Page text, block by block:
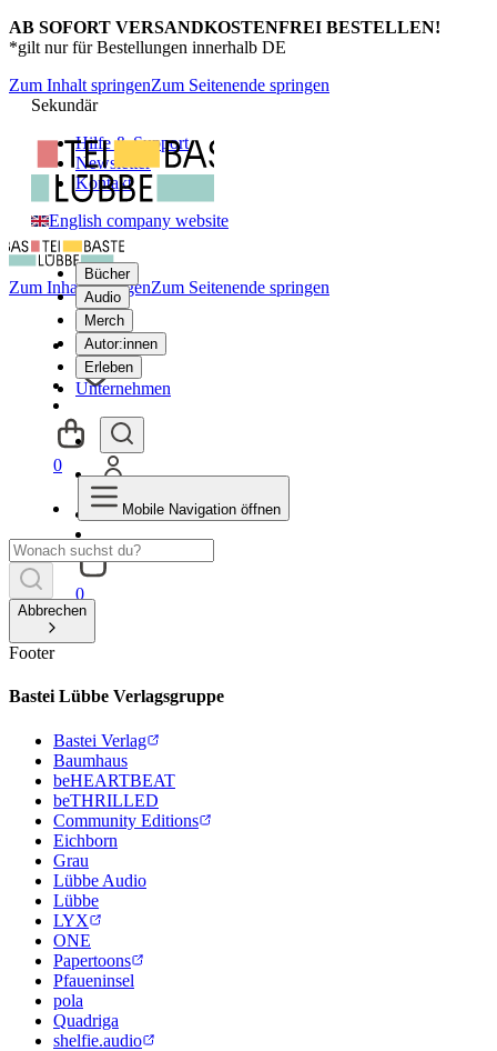
AB SOFORT VERSANDKOSTENFREI BESTELLEN!
*gilt nur für Bestellungen innerhalb DE
Zum Inhalt springenZum Seitenende springen
Sekundär
Hilfe & Support
Newsletter
Kontakt
English company website
Bücher
Audio
Merch
Autor:innen
Erleben
Unternehmen
0
Zum Inhalt springenZum Seitenende springen
0
Mobile Navigation öffnen
Abbrechen
Footer
Bastei Lübbe Verlagsgruppe
Bastei Verlag
Baumhaus
beHEARTBEAT
beTHRILLED
Community Editions
Eichborn
Grau
Lübbe Audio
Lübbe
LYX
ONE
Papertoons
Pfaueninsel
pola
Quadriga
shelfie.audio